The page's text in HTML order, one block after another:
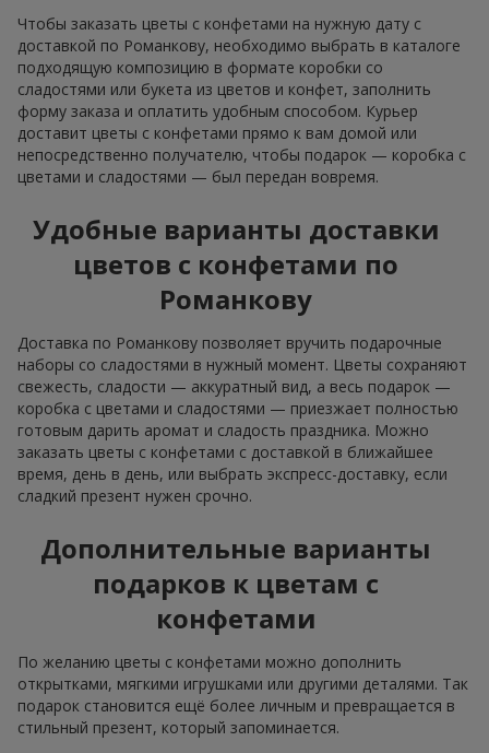
Чтобы заказать цветы с конфетами на нужную дату с
доставкой по Романкову, необходимо выбрать в каталоге
подходящую композицию в формате коробки со
сладостями или букета из цветов и конфет, заполнить
форму заказа и оплатить удобным способом. Курьер
доставит цветы с конфетами прямо к вам домой или
непосредственно получателю, чтобы подарок — коробка с
цветами и сладостями — был передан вовремя.
Удобные варианты доставки
цветов с конфетами по
Романкову
Доставка по Романкову позволяет вручить подарочные
наборы со сладостями в нужный момент. Цветы сохраняют
свежесть, сладости — аккуратный вид, а весь подарок —
коробка с цветами и сладостями — приезжает полностью
готовым дарить аромат и сладость праздника. Можно
заказать цветы с конфетами с доставкой в ближайшее
время, день в день, или выбрать экспресс-доставку, если
сладкий презент нужен срочно.
Дополнительные варианты
подарков к цветам с
конфетами
По желанию цветы с конфетами можно дополнить
открытками, мягкими игрушками или другими деталями. Так
подарок становится ещё более личным и превращается в
стильный презент, который запоминается.